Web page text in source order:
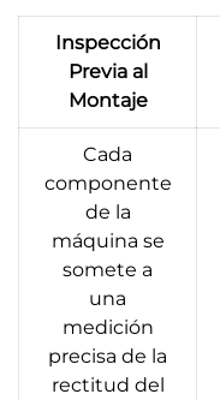
Inspección
Previa al
Montaje
Cada
componente
de la
máquina se
somete a
una
medición
precisa de la
rectitud del